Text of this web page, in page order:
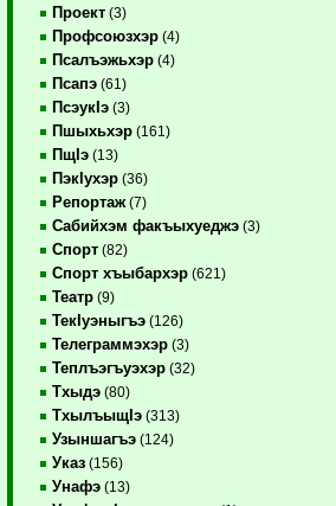
Проект (3)
Профсоюзхэр (4)
Псалъэжьхэр (4)
Псапэ (61)
ПсэукIэ (3)
Пшыхьхэр (161)
ПщIэ (13)
ПэкIухэр (36)
Репортаж (7)
Сабийхэм факъыхуеджэ (3)
Спорт (82)
Спорт хъыбархэр (621)
Театр (9)
ТекIуэныгъэ (126)
Телеграммэхэр (3)
Теплъэгъуэхэр (32)
Тхыдэ (80)
ТхылъыщIэ (313)
Узыншагъэ (124)
Указ (156)
Унафэ (13)